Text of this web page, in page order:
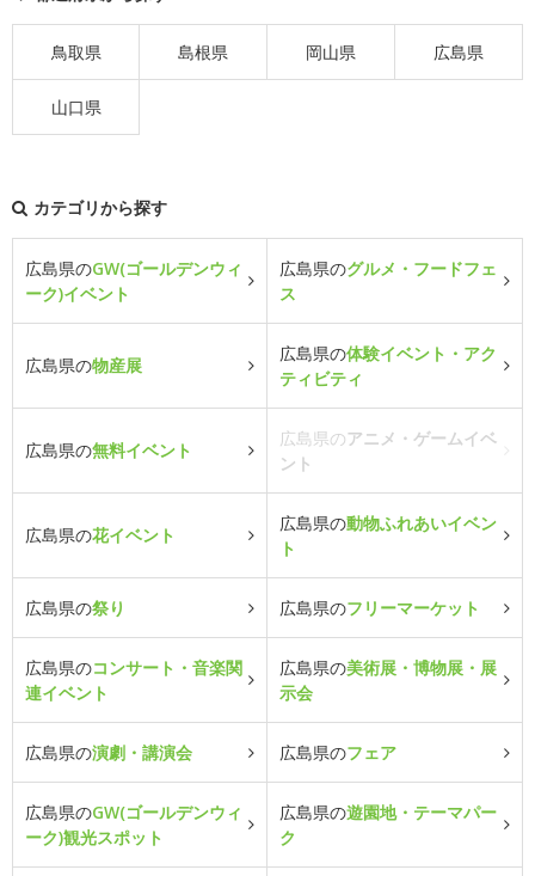
鳥取県 島根県 岡山県 広島県
山口県
カテゴリから探す
広島県のGW(ゴールデンウィ
ーク)イベント
広島県のグルメ・フードフェ
ス
広島県の物産展
広島県の体験イベント・アク
ティビティ
広島県の無料イベント
広島県のアニメ・ゲームイベ
ント
広島県の花イベント
広島県の動物ふれあいイベン
ト
広島県の祭り 広島県のフリーマーケット
広島県のコンサート・音楽関
連イベント
広島県の美術展・博物展・展
示会
広島県の演劇・講演会 広島県のフェア
広島県のGW(ゴールデンウィ
ーク)観光スポット
広島県の遊園地・テーマパー
ク